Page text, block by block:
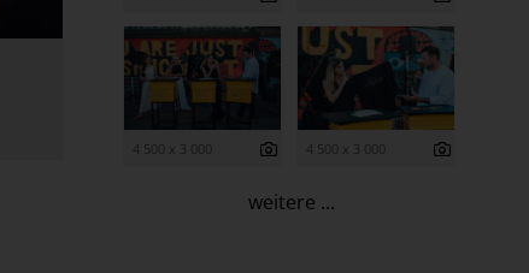
4 500 x 3 000 4 500 x 3 000
weitere ...